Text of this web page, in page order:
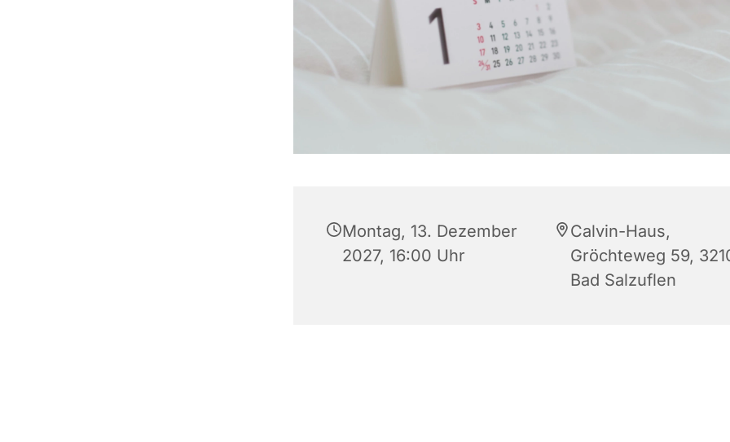
Montag, 13. Dezember
2027, 16:00 Uhr
Calvin-Haus,
Gröchteweg 59,
Bad Salzuflen